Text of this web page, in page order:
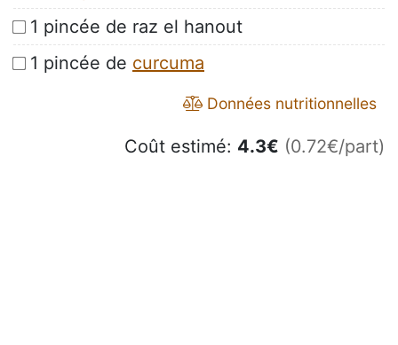
1 pincée de raz el hanout
1 pincée de curcuma
Données nutritionnelles
Coût estimé: 4.3€ (0.72€/part)